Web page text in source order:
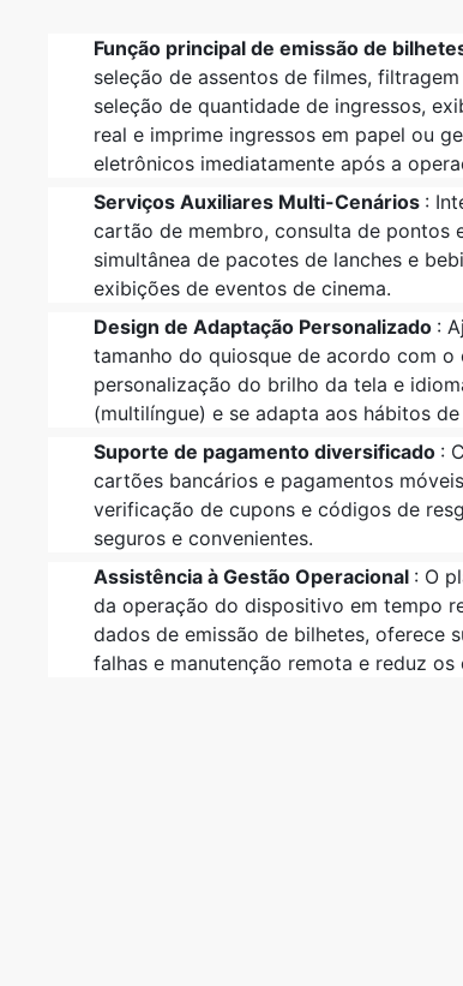
Função principal de emissão de
seleção de assentos de filmes,
seleção de quantidade de ingressos,
real e imprime ingressos em papel ou
eletrônicos imediatamente após a
Serviços Auxiliares Multi-Cenários :
cartão de membro, consulta de pontos
simultânea de pacotes de lanches e
exibições de eventos de cinema.
Design de Adaptação Personalizado :
tamanho do quiosque de acordo com
personalização do brilho da tela e
(multilíngue) e se adapta aos hábitos
Suporte de pagamento diversificado :
cartões bancários e pagamentos
verificação de cupons e códigos de
seguros e convenientes.
Assistência à Gestão Operacional : O
da operação do dispositivo em tempo
dados de emissão de bilhetes, oferece
falhas e manutenção remota e reduz